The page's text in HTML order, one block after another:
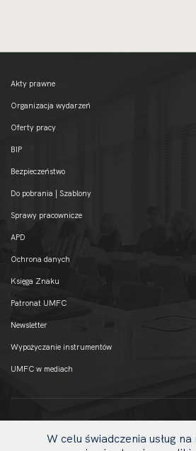
Akty prawne
Organizacja wydarzeń
Oferty pracy
BIP
Bezpieczeństwo
Do pobrania | Szablony
Sprawy pracownicze
APD
Ochrona danych
Księga Znaku
Patronat UMFC
Newsletter
Wypożyczanie instrumentów
UMFC w mediach
W celu świadczenia usług